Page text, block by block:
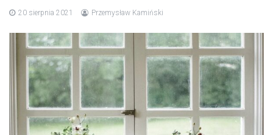
20 sierpnia 2021 Przemysław Kamiński